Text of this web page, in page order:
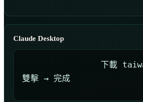
Claude Desktop
下載
雙擊 → 完成